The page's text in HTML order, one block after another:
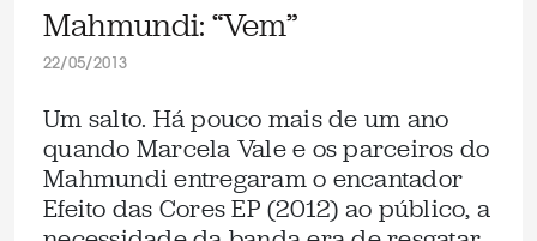
Mahmundi: “Vem”
22/05/2013
Um salto. Há pouco mais de um ano
quando Marcela Vale e os parceiros do
Mahmundi entregaram o encantador
Efeito das Cores EP (2012) ao público, a